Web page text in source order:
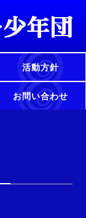
活動方針
お問い合わせ